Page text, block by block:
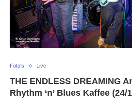
Foto's Live
THE ENDLESS DREAMING
Rhythm ‘n’ Blues Kaffee (24/